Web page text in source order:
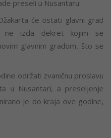
preseli u Nusantaru.
će ostati glavni grad
ne izda dekret kojim se
glavnim gradom, što se
održati zvaničnu proslavu
u Nusantari, a preseljenje
je do kraja ove godine,